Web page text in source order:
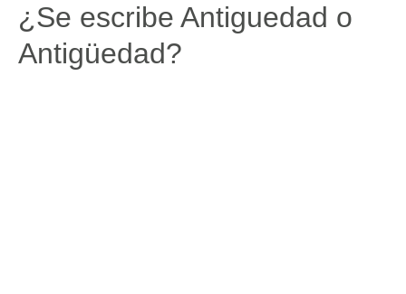
¿Se escribe Antiguedad o
Antigüedad?